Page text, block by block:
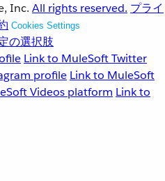
Inc. All rights reserved. プライ
Cookies Settings
の選択肢
Link to MuleSoft Twitter
profile Link to MuleSoft
Videos platform Link to